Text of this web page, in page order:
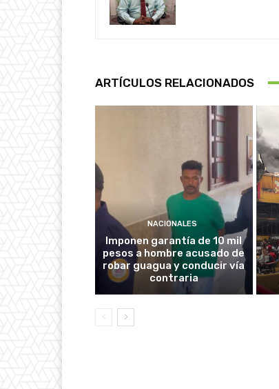
ARTÍCULOS RELACIONADOS
NACIONALES
Imponen garantía de 10 mil
pesos a hombre acusado de
robar guagua y conducir vía
contraria